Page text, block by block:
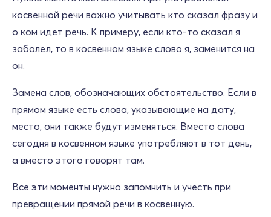
косвенной речи важно учитывать кто сказал фразу и
о ком идет речь. К примеру, если кто-то сказал я
заболел, то в косвенном языке слово я, заменится на
он.
Замена слов, обозначающих обстоятельство. Если в
прямом языке есть слова, указывающие на дату,
место, они также будут изменяться. Вместо слова
сегодня в косвенном языке употребляют в тот день,
а вместо этого говорят там.
Все эти моменты нужно запомнить и учесть при
превращении прямой речи в косвенную.